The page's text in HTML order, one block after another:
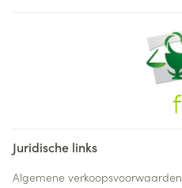
Juridische links
Algemene verkoopsvoorwaarden